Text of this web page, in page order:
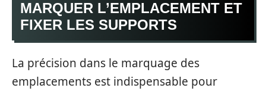
MARQUER L’EMPLACEMENT ET
FIXER LES SUPPORTS
La précision dans le marquage des
emplacements est indispensable pour